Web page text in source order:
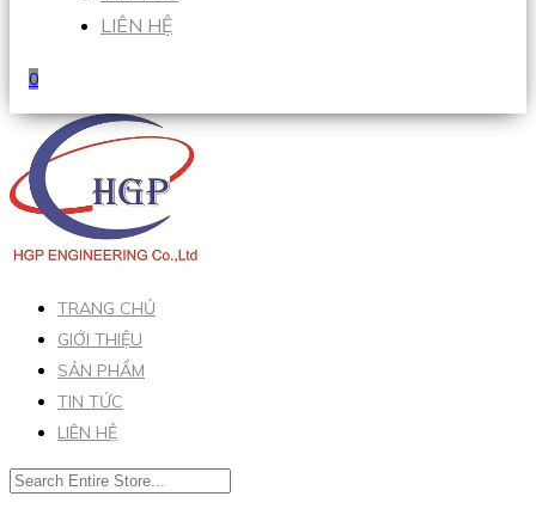
LIÊN HỆ
0
TRANG CHỦ
GIỚI THIỆU
SẢN PHẨM
TIN TỨC
LIÊN HỆ